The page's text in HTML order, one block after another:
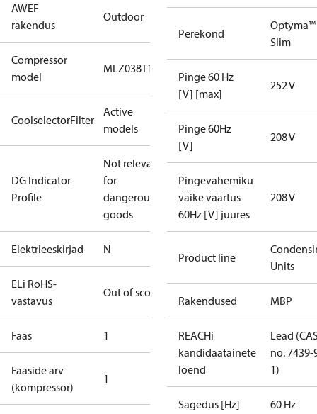
AWEF
rakendus
Outdoor
Compressor
model
MLZ038T1
CoolselectorFilter
Active
models
DG Indicator
Profile
Not relevant
for
dangerous
goods
Elektrieeskirjad N
ELi RoHS-
vastavus
Out of scope
Faas 1
Faaside arv
(kompressor)
1
Perekond
Optyma™
Slim
Pinge 60 Hz
[V] [max]
252 V
Pinge 60Hz
[V]
208 V
Pingevahemiku
väike väärtus
60Hz [V] juures
208 V
Product line
Units
Rakendused MBP
REACHi
kandidaatainete
loend
Lead
no. 7439-
1)
Sagedus [Hz] 60 Hz